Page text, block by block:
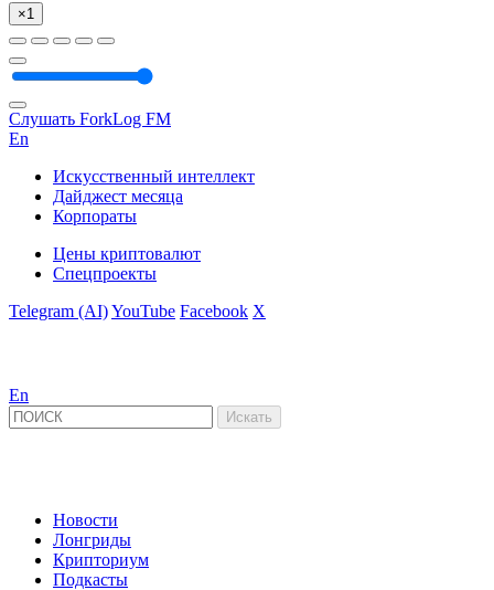
×1
Слушать ForkLog FM
En
Искусственный интеллект
Дайджест месяца
Корпораты
Цены криптовалют
Спецпроекты
Telegram (AI)YouTube Facebook X
En
Новости
Лонгриды
Крипториум
Подкасты